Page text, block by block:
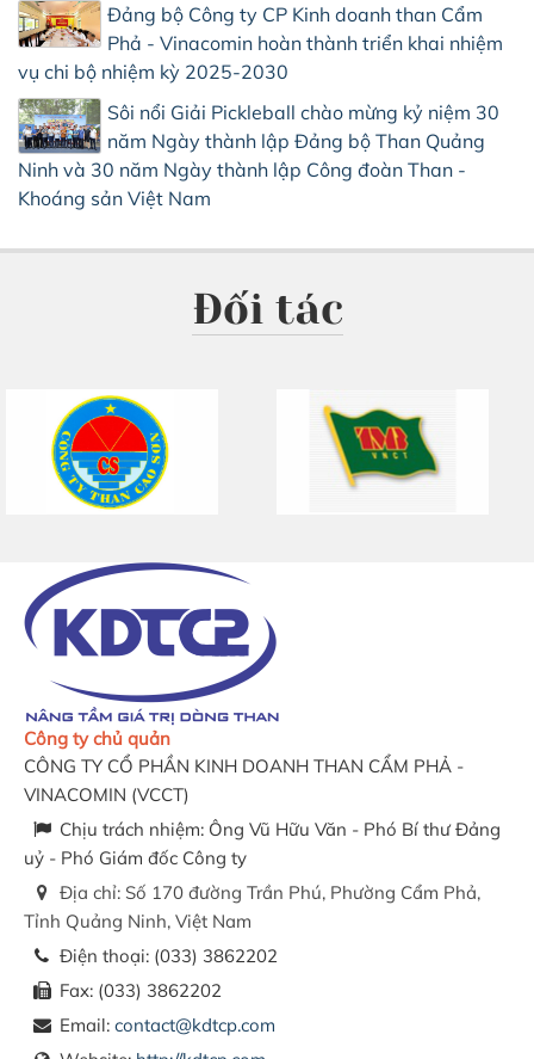
Đảng bộ Công ty CP Kinh doanh than Cẩm
Phả - Vinacomin hoàn thành triển khai nhiệm
vụ chi bộ nhiệm kỳ 2025-2030
Sôi nổi Giải Pickleball chào mừng kỷ niệm 30
năm Ngày thành lập Đảng bộ Than Quảng
Ninh và 30 năm Ngày thành lập Công đoàn Than -
Khoáng sản Việt Nam
Đối tác
Công ty chủ quản
CÔNG TY CỔ PHẦN KINH DOANH THAN CẨM PHẢ -
VINACOMIN (VCCT)
Chịu trách nhiệm: Ông Vũ Hữu Văn - Phó Bí thư Đảng
uỷ - Phó Giám đốc Công ty
Địa chỉ: Số 170 đường Trần Phú, Phường Cẩm Phả,
Tỉnh Quảng Ninh, Việt Nam
Điện thoại: (033) 3862202
Fax: (033) 3862202
Email: contact@kdtcp.com